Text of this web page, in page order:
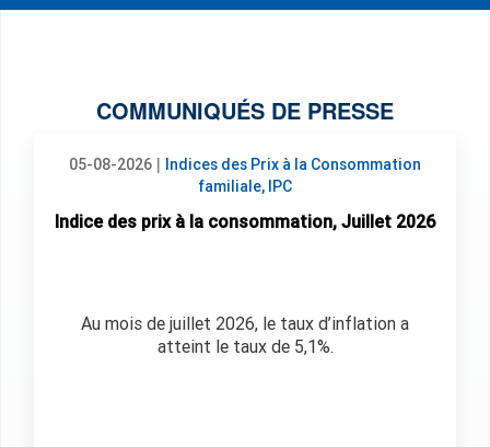
COMMUNIQUÉS DE PRESSE
05-08-2026 |
Indices des Prix à la Consommation
familiale, IPC
Indice des prix à la consommation, Juillet 2026
Au mois de juillet 2026, le taux d’inflation a
atteint le taux de 5,1%.